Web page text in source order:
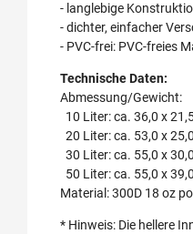
- langlebige
- dichter, einfacher
- PVC-frei: PVC-freies
Technische Daten:
Abmessung/Gewicht:
10 Liter: ca. 36,0 x
20 Liter: ca. 53,0 x
30 Liter: ca. 55,0 x
50 Liter: ca. 55,0 x
Material: 300D 18 oz
* Hinweis: Die hellere